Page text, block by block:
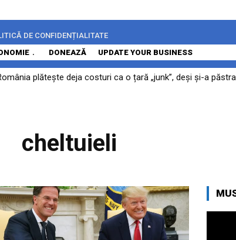
DE CONFIDENȚIALITATE
DONEAZĂ UPDATE YOUR BUSINESS
plătește deja costuri ca o țară „junk”, deși și-a
cheltuieli